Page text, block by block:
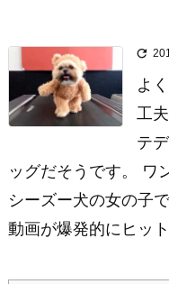

よ
工
テ
ッグだそうです。 ワ
シーズー犬の女の子
動画が爆発的にヒッ